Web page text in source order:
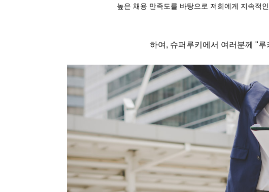
높은 채용 만족도를 바탕으로 저희에게 지속적인
하여, 슈퍼루키에서 여러분께 "루